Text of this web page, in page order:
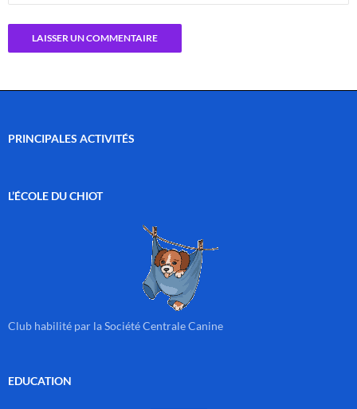
PRINCIPALES ACTIVITÉS
L’ÉCOLE DU CHIOT
Club habilité par la Société Centrale Canine
EDUCATION